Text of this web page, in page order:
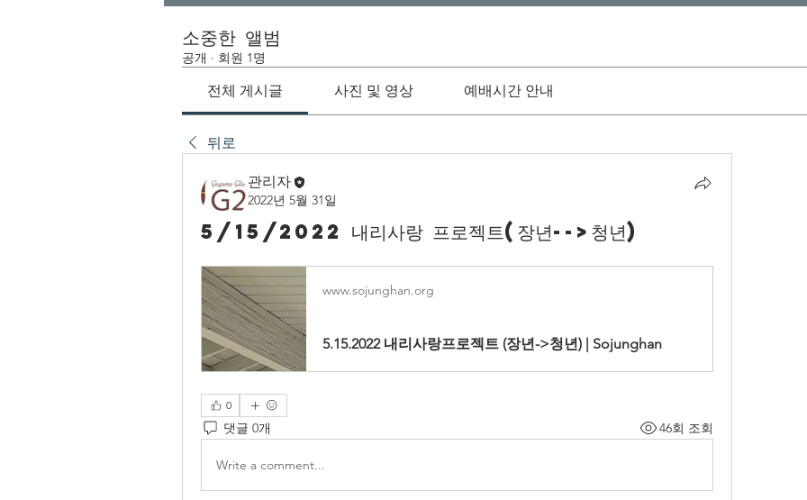
소중한 앨범
공개 · 회원 1명
전체 게시글 사진 및 영상 예배시간 안내
뒤로
관리자
2022년 5월 31일
5/15/2022 내리사랑 프로젝트(장년-->청년)
www.sojunghan.org
5.15.2022 내리사랑프로젝트 (장년->청년) | Sojunghan
0
댓글 0개 46회 조회
Write a comment...